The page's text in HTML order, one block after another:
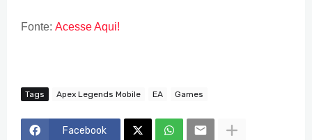
Fonte: Acesse Aqui!
Tags Apex Legends Mobile EA Games
Facebook